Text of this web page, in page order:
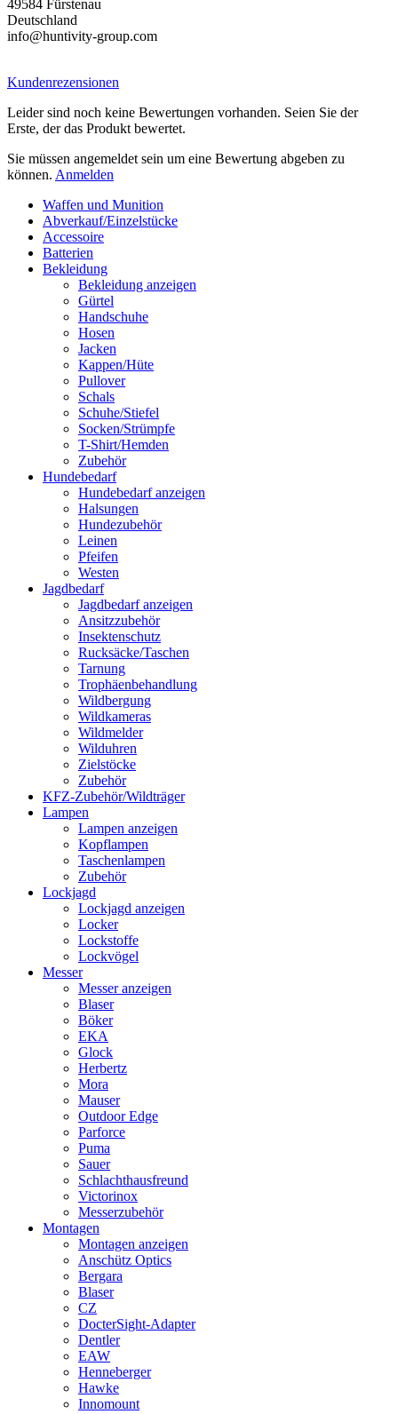
49584 Fürstenau
Deutschland
info@huntivity-group.com
Kundenrezensionen
Leider sind noch keine Bewertungen vorhanden. Seien Sie der
Erste, der das Produkt bewertet.
Sie müssen angemeldet sein um eine Bewertung abgeben zu
können. Anmelden
Waffen und Munition
Abverkauf/Einzelstücke
Accessoire
Batterien
Bekleidung
Bekleidung anzeigen
Gürtel
Handschuhe
Hosen
Jacken
Kappen/Hüte
Pullover
Schals
Schuhe/Stiefel
Socken/Strümpfe
T-Shirt/Hemden
Zubehör
Hundebedarf
Hundebedarf anzeigen
Halsungen
Hundezubehör
Leinen
Pfeifen
Westen
Jagdbedarf
Jagdbedarf anzeigen
Ansitzzubehör
Insektenschutz
Rucksäcke/Taschen
Tarnung
Trophäenbehandlung
Wildbergung
Wildkameras
Wildmelder
Wilduhren
Zielstöcke
Zubehör
KFZ-Zubehör/Wildträger
Lampen
Lampen anzeigen
Kopflampen
Taschenlampen
Zubehör
Lockjagd
Lockjagd anzeigen
Locker
Lockstoffe
Lockvögel
Messer
Messer anzeigen
Blaser
Böker
EKA
Glock
Herbertz
Mora
Mauser
Outdoor Edge
Parforce
Puma
Sauer
Schlachthausfreund
Victorinox
Messerzubehör
Montagen
Montagen anzeigen
Anschütz Optics
Bergara
Blaser
CZ
DocterSight-Adapter
Dentler
EAW
Henneberger
Hawke
Innomount